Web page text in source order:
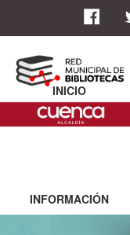
INICIO
INFORMACIÓN